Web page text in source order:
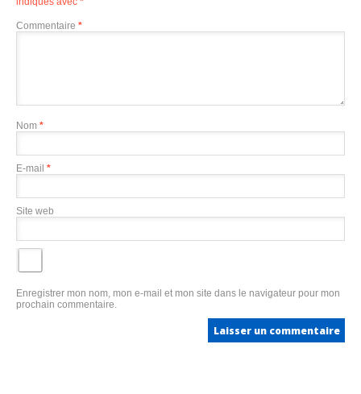
Commentaire *
Nom *
E-mail *
Site web
Enregistrer mon nom, mon e-mail et mon site dans le navigateur pour mon
prochain commentaire.